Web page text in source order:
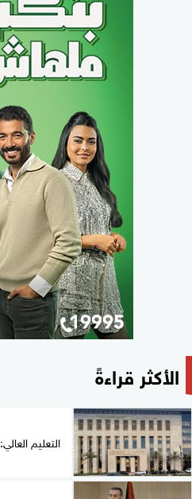
الأكثر قراءةً
التعليم العالي: 91 ألف طالب سجلوا رغباتهم في...